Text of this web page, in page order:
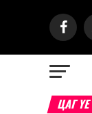
ЦАГ ҮЕ